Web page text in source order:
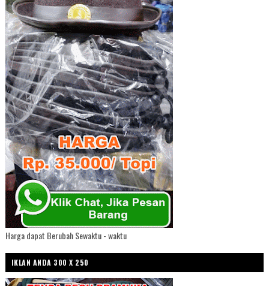
Harga dapat Berubah Sewaktu - waktu
IKLAN ANDA 300 X 250